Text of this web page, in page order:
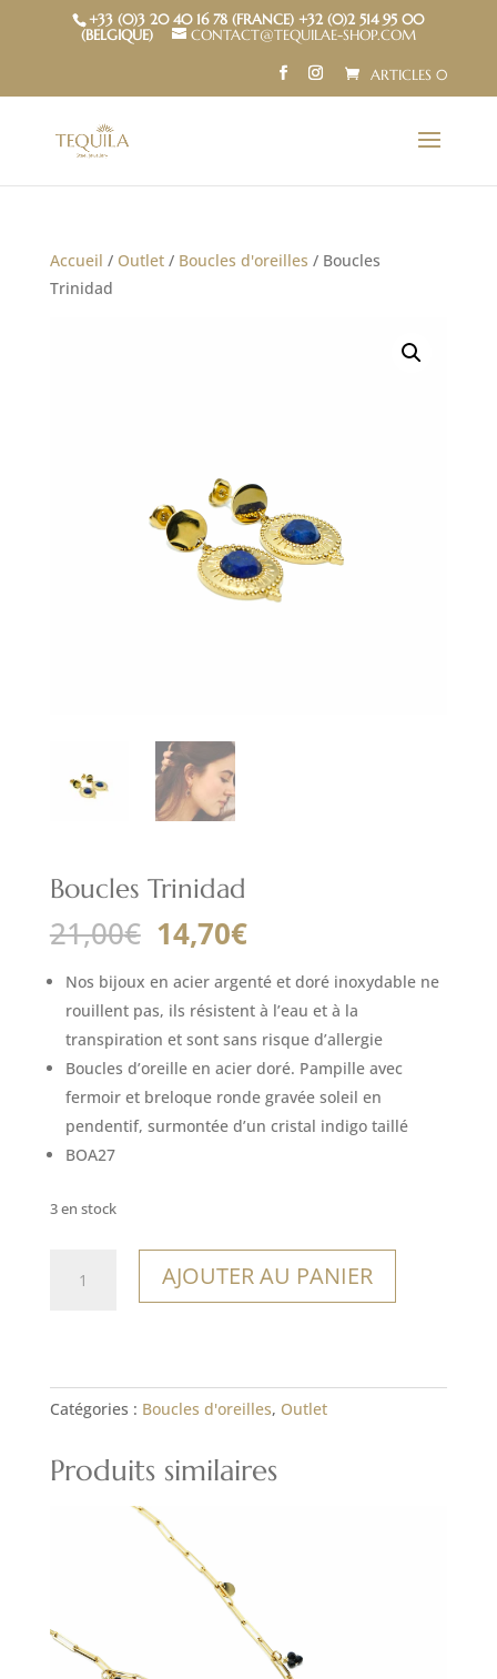
+33 (0)3 20 40 16 78 (FRANCE) +32 (0)2 514 95 00
(BELGIQUE)
CONTACT@TEQUILAE-SHOP.COM
ARTICLES 0
Accueil / Outlet/ Boucles d'oreilles / Boucles
Trinidad
Boucles Trinidad
21,00€ Le
prix
initial
était :
21,00€.
14,70€Le
actuel
est :
14,70€.
Nos bijoux en acier argenté et doré inoxydable ne
rouillent pas, ils résistent à l’eau et à la
transpiration et sont sans risque d’allergie
Boucles d’oreille en acier doré. Pampille avec
fermoir et breloque ronde gravée soleil en
pendentif, surmontée d’un cristal indigo taillé
BOA27
3 en stock
AJOUTER AU PANIER
Catégories : Boucles d'oreilles, Outlet
Produits similaires